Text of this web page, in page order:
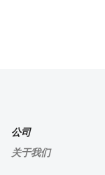
公司
关于我们